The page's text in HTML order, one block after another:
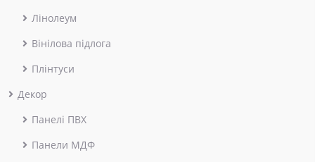
Лінолеум
Вінілова підлога
Плінтуси
Декор
Панелі ПВХ
Панели МДФ